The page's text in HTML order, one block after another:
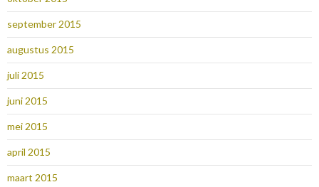
september 2015
augustus 2015
juli 2015
juni 2015
mei 2015
april 2015
maart 2015